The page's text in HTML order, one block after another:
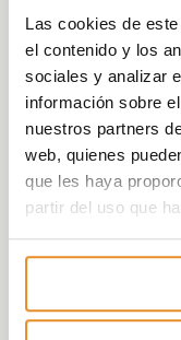
Las cookies de
el contenido y los
sociales y analizar
información sobre
nuestros partners
web, quienes
que les haya
partir del uso que